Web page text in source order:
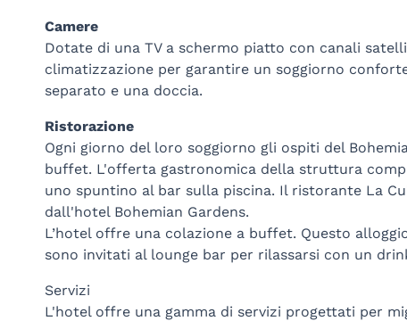
Camere
Dotate di una TV a schermo piatto con canali
climatizzazione per garantire un soggiorno
separato e una doccia.
Ristorazione
Ogni giorno del loro soggiorno gli ospiti del
buffet. L'offerta gastronomica della struttura
uno spuntino al bar sulla piscina. Il ristorante La
dall'hotel Bohemian Gardens.
L’hotel offre una colazione a buffet. Questo
sono invitati al lounge bar per rilassarsi con un
Servizi
L'hotel offre una gamma di servizi progettati per